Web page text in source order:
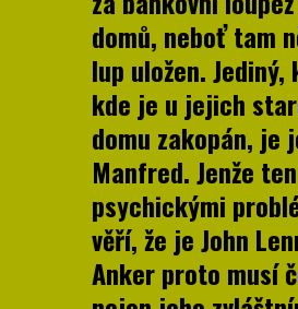
domů, neboť tam
lup uložen. Jediný,
kde je u jejich
domu zakopán, je
Manfred. Jenže
psychickými
věří, že je John
Anker proto musí